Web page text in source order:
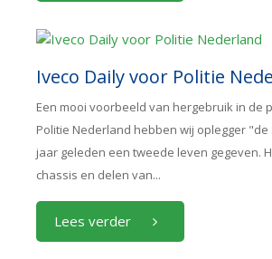
Iveco Daily voor Politie
Een mooi voorbeeld van hergebruik in de
Politie Nederland hebben wij oplegger "de
jaar geleden een tweede leven gegeven.
chassis en delen van...
Lees verder